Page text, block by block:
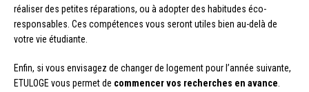
réaliser des petites réparations, ou à adopter des habitudes éco-
responsables. Ces compétences vous seront utiles bien au-delà de
votre vie étudiante.
Enfin, si vous envisagez de changer de logement pour l’année suivante,
ETULOGE vous permet de commencer vos recherches en avance.